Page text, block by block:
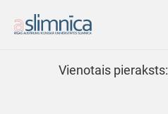
Vienotais pieraksts: